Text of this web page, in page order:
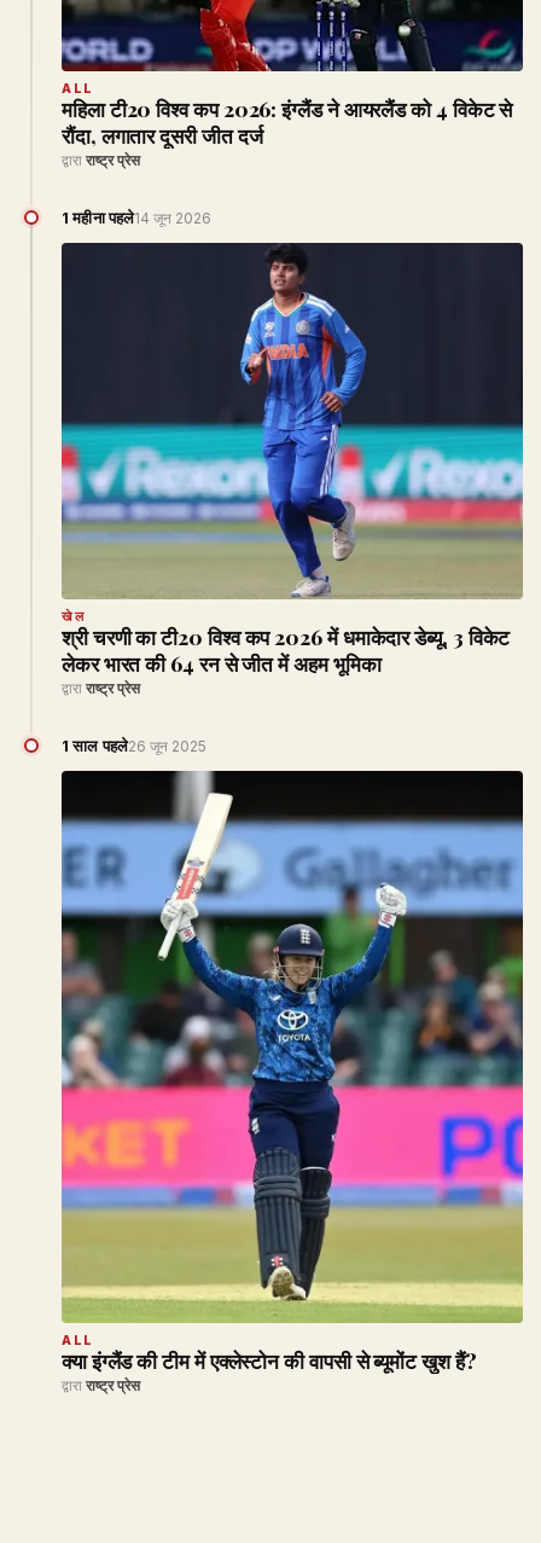
ALL
महिला टी20 विश्व कप 2026: इंग्लैंड ने आयरलैंड को 4 विकेट से
रौंदा, लगातार दूसरी जीत दर्ज
द्वारा राष्ट्र प्रेस
1 महीना पहले14 जून 2026
खेल
श्री चरणी का टी20 विश्व कप 2026 में धमाकेदार डेब्यू, 3 विकेट
लेकर भारत की 64 रन से जीत में अहम भूमिका
द्वारा राष्ट्र प्रेस
1 साल पहले26 जून 2025
ALL
क्या इंग्लैंड की टीम में एक्लेस्टोन की वापसी से ब्यूमोंट खुश हैं?
द्वारा राष्ट्र प्रेस